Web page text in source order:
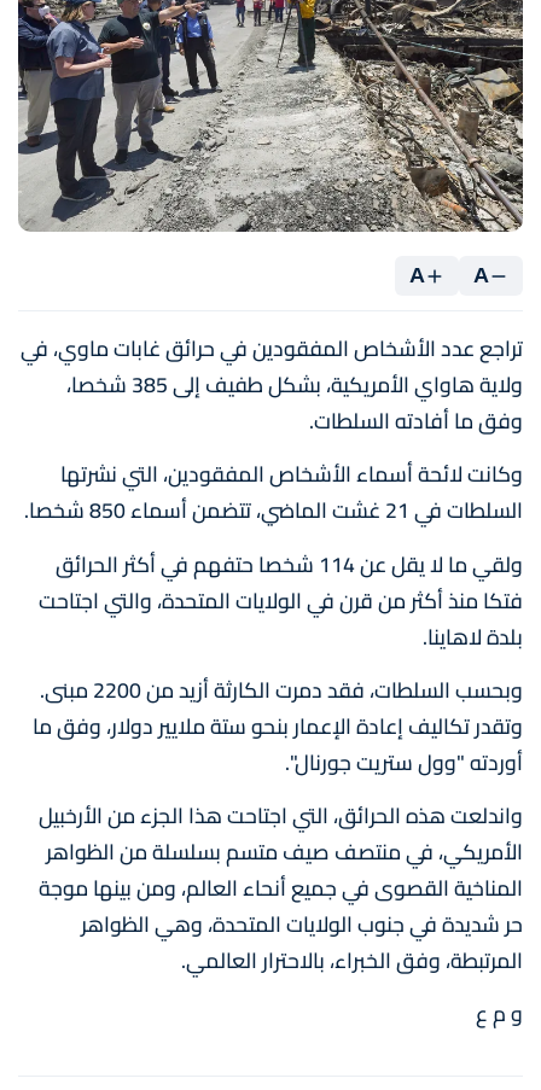
A
A
تراجع عدد الأشخاص المفقودين في حرائق غابات ماوي، في
ولاية هاواي الأمريكية، بشكل طفيف إلى 385 شخصا،
وفق ما أفادته السلطات.
وكانت لائحة أسماء الأشخاص المفقودين، التي نشرتها
السلطات في 21 غشت الماضي، تتضمن أسماء 850 شخصا.
ولقي ما لا يقل عن 114 شخصا حتفهم في أكثر الحرائق
فتكا منذ أكثر من قرن في الولايات المتحدة، والتي اجتاحت
بلدة لاهاينا.
وبحسب السلطات، فقد دمرت الكارثة أزيد من 2200 مبنى.
وتقدر تكاليف إعادة الإعمار بنحو ستة ملايير دولار، وفق ما
أوردته "وول ستريت جورنال".
واندلعت هذه الحرائق، التي اجتاحت هذا الجزء من الأرخبيل
الأمريكي، في منتصف صيف متسم بسلسلة من الظواهر
المناخية القصوى في جميع أنحاء العالم، ومن بينها موجة
حر شديدة في جنوب الولايات المتحدة، وهي الظواهر
المرتبطة، وفق الخبراء، بالاحترار العالمي.
و م ع